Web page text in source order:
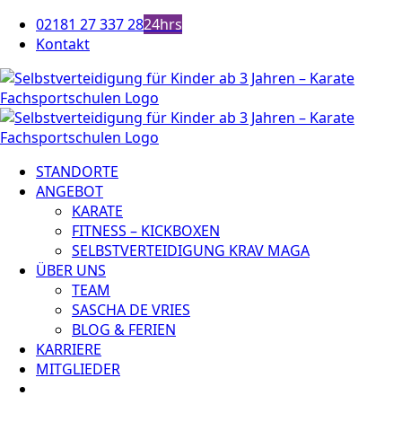
Zum
Inhalt
02181 27 337 2824hrs
Kontakt
STANDORTE
ANGEBOT
KARATE
FITNESS – KICKBOXEN
SELBSTVERTEIDIGUNG KRAV MAGA
ÜBER UNS
TEAM
SASCHA DE VRIES
BLOG & FERIEN
KARRIERE
MITGLIEDER